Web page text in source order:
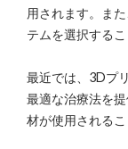
用されます。ま
テムを選択する
最近では、3Dプ
最適な治療法を
材が使用される